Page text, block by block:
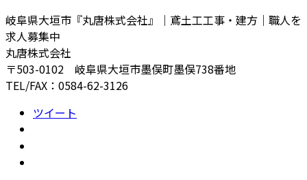
岐阜県大垣市『丸唐株式会社』｜鳶土工工事・建方｜職人を
求人募集中
丸唐株式会社
〒503-0102 岐阜県大垣市墨俣町墨俣738番地
TEL/FAX：0584-62-3126
ツイート